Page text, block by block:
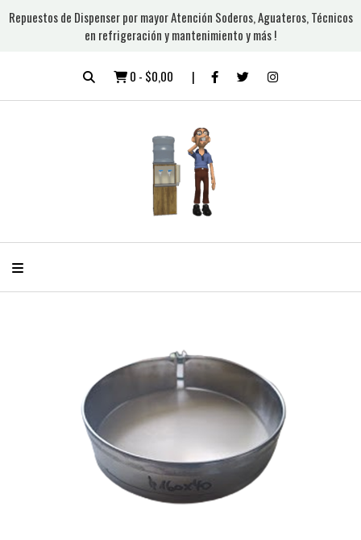
Repuestos de Dispenser por mayor Atención Soderos, Aguateros, Técnicos
en refrigeración y mantenimiento y más !
0 - $0,00